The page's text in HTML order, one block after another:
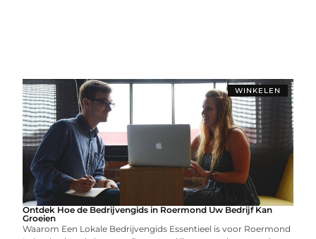
WINKELEN
Ontdek Hoe de Bedrijvengids in Roermond Uw Bedrijf Kan
Groeien
Waarom Een Lokale Bedrijvengids Essentieel is voor Roermond